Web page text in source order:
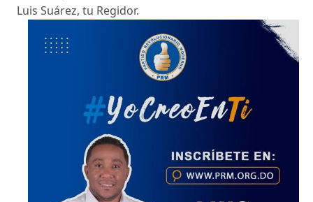
Luis Suárez, tu Regidor.